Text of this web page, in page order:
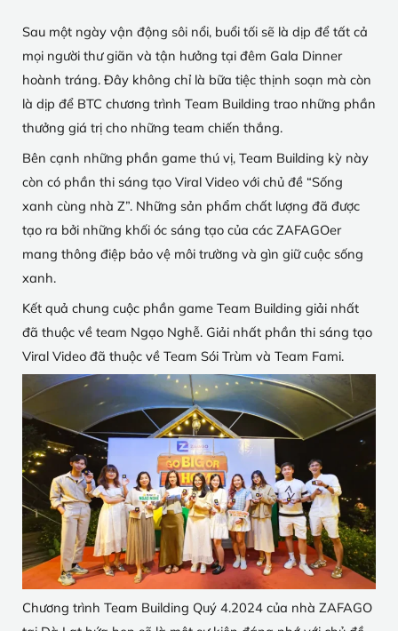
Sau một ngày vận động sôi nổi, buổi tối sẽ là dịp để tất cả
mọi người thư giãn và tận hưởng tại đêm Gala Dinner
hoành tráng. Đây không chỉ là bữa tiệc thịnh soạn mà còn
là dịp để BTC chương trình Team Building trao những phần
thưởng giá trị cho những team chiến thắng.
Bên cạnh những phần game thú vị, Team Building kỳ này
còn có phần thi sáng tạo Viral Video với chủ đề “Sống
xanh cùng nhà Z”. Những sản phẩm chất lượng đã được
tạo ra bởi những khối óc sáng tạo của các ZAFAGOer
mang thông điệp bảo vệ môi trường và gìn giữ cuộc sống
xanh.
Kết quả chung cuộc phần game Team Building giải nhất
đã thuộc về team Ngạo Nghễ. Giải nhất phần thi sáng tạo
Viral Video đã thuộc về Team Sói Trùm và Team Fami.
Chương trình Team Building Quý 4.2024 của nhà ZAFAGO